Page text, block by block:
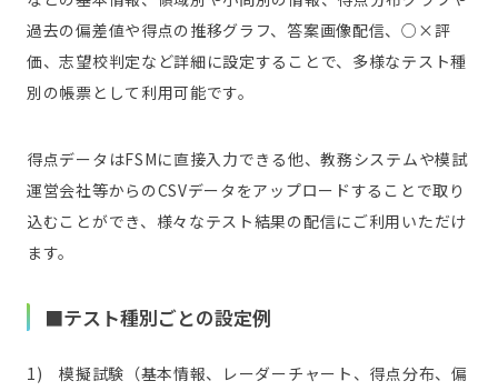
過去の偏差値や得点の推移グラフ、答案画像配信、○×評
価、志望校判定など詳細に設定することで、多様なテスト種
別の帳票として利用可能です。
得点データはFSMに直接入力できる他、教務システムや模試
運営会社等からのCSVデータをアップロードすることで取り
込むことができ、様々なテスト結果の配信にご利用いただけ
ます。
■テスト種別ごとの設定例
1) 模擬試験（基本情報、レーダーチャート、得点分布、偏